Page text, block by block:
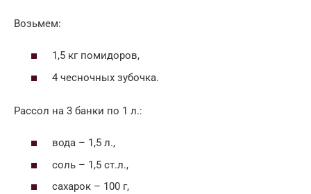
Возьмем:
1,5 кг помидоров,
4 чесночных зубочка.
Рассол на 3 банки по 1 л.:
вода – 1,5 л.,
соль – 1,5 ст.л.,
сахарок – 100 г,